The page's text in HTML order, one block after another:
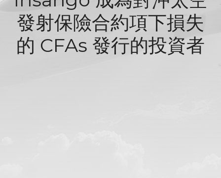
發射保險合約項下損失
的 CFAs 發行的投資者